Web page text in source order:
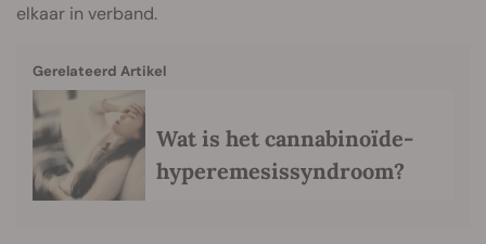
elkaar in verband.
Gerelateerd Artikel
Wat is het cannabinoïde-
hyperemesissyndroom?